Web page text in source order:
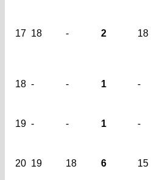
17 18 - 2 18
18 - - 1 -
19 - - 1 -
20 19 18 6 15